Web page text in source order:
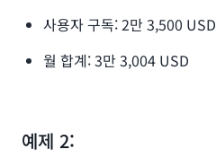
사용자 구독: 2만 3,500 USD
월 합계: 3만 3,004 USD
예제 2: